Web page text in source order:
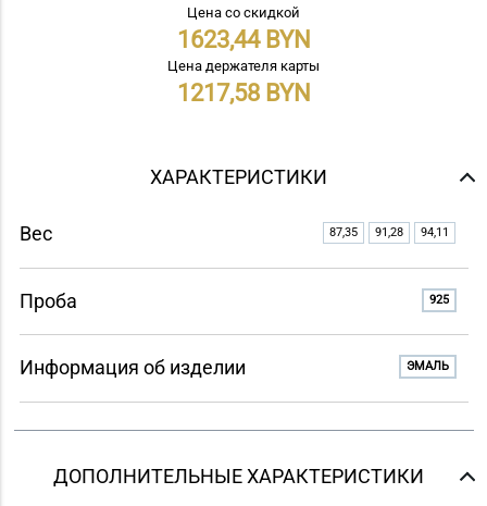
Цена со скидкой
1623,44
Цена держателя карты
1217,58
ХАРАКТЕРИСТИКИ
Вес 87,35 91,28 94,11
Проба 925
Информация об изделии ЭМАЛЬ
ДОПОЛНИТЕЛЬНЫЕ ХАРАКТЕРИСТИКИ